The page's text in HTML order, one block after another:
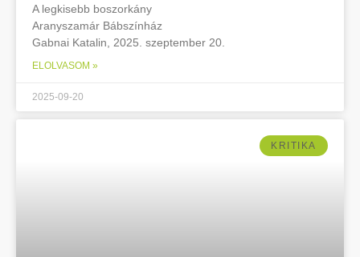
A legkisebb boszorkány
Aranyszamár Bábszínház
Gabnai Katalin, 2025. szeptember 20.
ELOLVASOM »
2025-09-20
KRITIKA